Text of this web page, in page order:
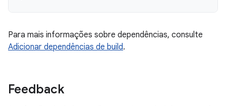
Para mais informações sobre dependências, consulte
Adicionar dependências de build.
Feedback